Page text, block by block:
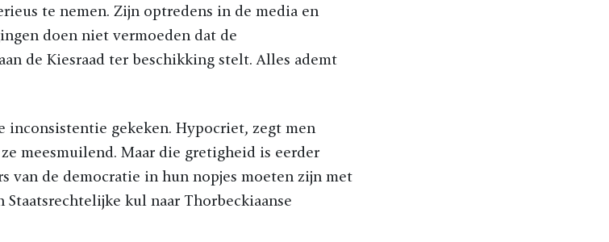
te nemen. Zijn optredens in de media en
doen niet vermoeden dat de
de Kiesraad ter beschikking stelt. Alles ademt
inconsistentie gekeken. Hypocriet, zegt men
meesmuilend. Maar die gretigheid is eerder
van de democratie in hun nopjes moeten zijn met
Staatsrechtelijke kul naar Thorbeckiaanse